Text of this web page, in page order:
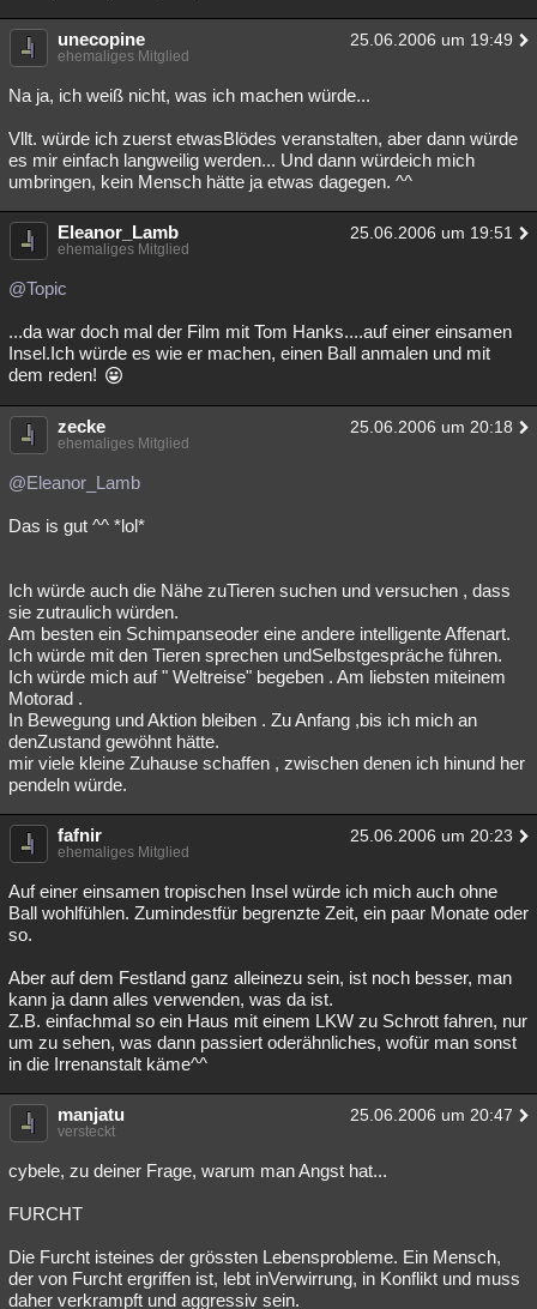
unecopine 25.06.2006 um 19:49
ehemaliges Mitglied
Na ja, ich weiß nicht, was ich machen würde...
Vllt. würde ich zuerst etwasBlödes veranstalten, aber dann würde
es mir einfach langweilig werden... Und dann würdeich mich
umbringen, kein Mensch hätte ja etwas dagegen. ^^
Eleanor_Lamb 25.06.2006 um 19:51
ehemaliges Mitglied
@Topic
...da war doch mal der Film mit Tom Hanks....auf einer einsamen
Insel.Ich würde es wie er machen, einen Ball anmalen und mit
dem reden!
zecke 25.06.2006 um 20:18
ehemaliges Mitglied
@Eleanor_Lamb
Das is gut ^^ *lol*
Ich würde auch die Nähe zuTieren suchen und versuchen , dass
sie zutraulich würden.
Am besten ein Schimpanseoder eine andere intelligente Affenart.
Ich würde mit den Tieren sprechen undSelbstgespräche führen.
Ich würde mich auf " Weltreise" begeben . Am liebsten miteinem
Motorad .
In Bewegung und Aktion bleiben . Zu Anfang ,bis ich mich an
denZustand gewöhnt hätte.
mir viele kleine Zuhause schaffen , zwischen denen ich hinund her
pendeln würde.
fafnir 25.06.2006 um 20:23
ehemaliges Mitglied
Auf einer einsamen tropischen Insel würde ich mich auch ohne
Ball wohlfühlen. Zumindestfür begrenzte Zeit, ein paar Monate oder
so.
Aber auf dem Festland ganz alleinezu sein, ist noch besser, man
kann ja dann alles verwenden, was da ist.
Z.B. einfachmal so ein Haus mit einem LKW zu Schrott fahren, nur
um zu sehen, was dann passiert oderähnliches, wofür man sonst
in die Irrenanstalt käme^^
manjatu 25.06.2006 um 20:47
versteckt
cybele, zu deiner Frage, warum man Angst hat...
FURCHT
Die Furcht isteines der grössten Lebensprobleme. Ein Mensch,
der von Furcht ergriffen ist, lebt inVerwirrung, in Konflikt und muss
daher verkrampft und aggressiv sein.